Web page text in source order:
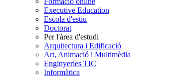
Executive Education
Escola d'estiu
Doctorat
Per l'àrea d'estudi
Arquitectura i Edificació
Art, Animació i Multimèdia
Enginyeries TIC
Informàtica